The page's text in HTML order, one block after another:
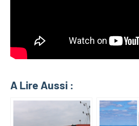
A Lire Aussi :